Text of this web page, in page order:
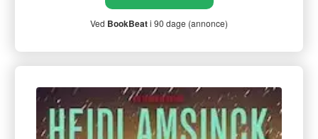
Ved BookBeati 90 dage (annonce)